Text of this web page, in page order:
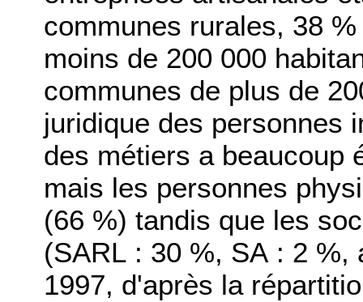
communes rurales, 38
moins de 200 000
communes de plus de
juridique des personnes
des métiers a beaucoup
mais les personnes
(66 %) tandis que les
(SARL : 30 %, SA : 2
1997, d'après la